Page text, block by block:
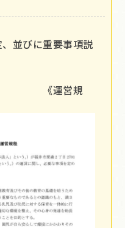
並びに重要事項説
規